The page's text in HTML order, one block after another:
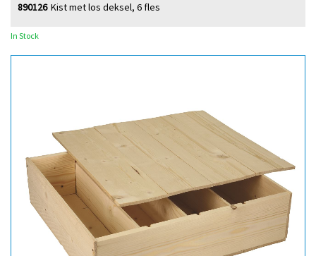
Kist met los deksel, 6 fles
890126
In Stock